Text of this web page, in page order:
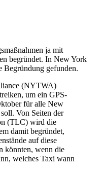
ja mit
begründet. In New York
Begründung gefunden.
(NYTWA)
um ein GPS-
für alle New
Von Seiten der
(TLC) wird die
damit begründet,
auf diese
könnten, wenn die
welches Taxi wann